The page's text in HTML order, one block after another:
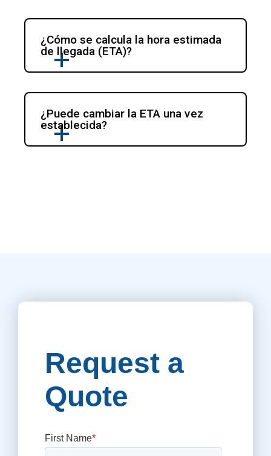
¿Cómo se calcula la hora estimada
de llegada (ETA)?
¿Puede cambiar la ETA una vez
establecida?